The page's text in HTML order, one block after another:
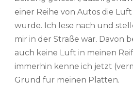
einer Reihe von Autos die
wurde. Ich lese nach und
mir in der Straße war. Davon
auch keine Luft in meinen
immerhin kenne ich jetzt
Grund für meinen Platten.